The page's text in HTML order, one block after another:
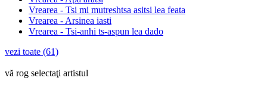
Vrearea - Tsi mi mutreshtsa asitsi lea feata
Vrearea - Arsinea iasti
Vrearea - Tsi-anhi ts-aspun lea dado
vezi toate (61)
vă rog selectaţi artistul